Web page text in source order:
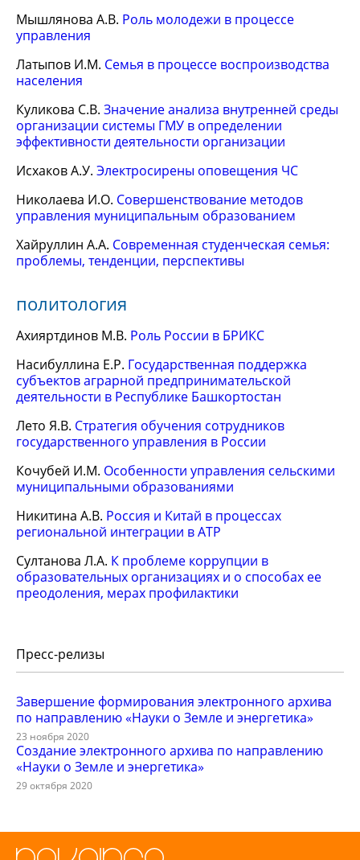
Мышлянова А.В. Роль молодежи в процессе
управления
Латыпов И.М. Семья в процессе воспроизводства
населения
Куликова С.В. Значение анализа внутренней среды
организации системы ГМУ в определении
эффективности деятельности организации
Исхаков А.У. Электросирены оповещения ЧС
Николаева И.О. Совершенствование методов
управления муниципальным образованием
Хайруллин А.А. Современная студенческая семья:
проблемы, тенденции, перспективы
политология
Ахияртдинов М.В. Роль России в БРИКС
Насибуллина Е.Р. Государственная поддержка
субъектов аграрной предпринимательской
деятельности в Республике Башкортостан
Лето Я.В. Стратегия обучения сотрудников
государственного управления в России
Кочубей И.М. Особенности управления сельскими
муниципальными образованиями
Никитина А.В. Россия и Китай в процессах
региональной интеграции в АТР
Султанова Л.А. К проблеме коррупции в
образовательных организациях и о способах ее
преодоления, мерах профилактики
Пресс-релизы
Завершение формирования электронного архива
по направлению «Науки о Земле и энергетика»
23 ноября 2020
Создание электронного архива по направлению
«Науки о Земле и энергетика»
29 октября 2020